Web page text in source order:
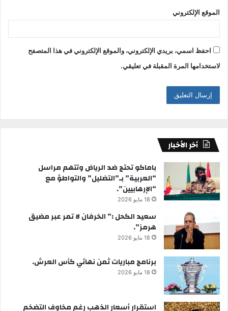
الموقع الإلكتروني
احفظ اسمي، بريدي الإلكتروني، والموقع الإلكتروني في هذا المتصفح
لاستخدامها المرة المقبلة في تعليقي.
أخر الأخبار
باماكو تحتج ضد الرياض وتتهم مراسل
“العربية” بـ”التضليل” والتواطؤ مع
“الإرهابيين”.
18 مايو 2026
سعيد الكحل :” الخرفان لا تمر عبر مضيق
هرمز”.
18 مايو 2026
برنامج مباريات ثمن نهائي كأس العرش.
18 مايو 2026
استقرار أسعار الذهب رغم مخاوف التضخم